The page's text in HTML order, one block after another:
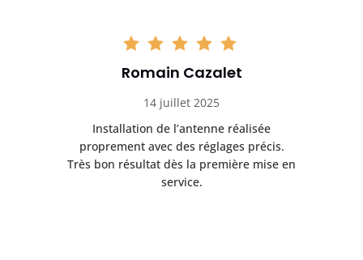
Romain Cazalet
14 juillet 2025
Installation de l’antenne réalisée
proprement avec des réglages précis.
Très bon résultat dès la première mise en
service.